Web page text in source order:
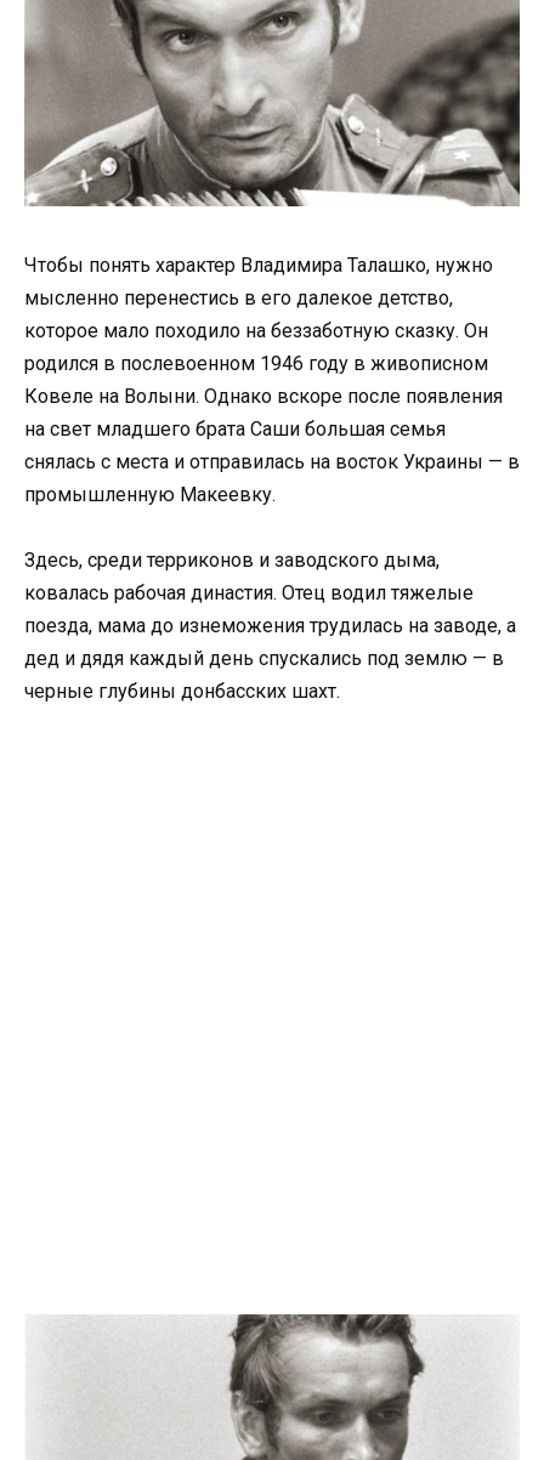
Чтобы понять характер Владимира Талашко, нужно
мысленно перенестись в его далекое детство,
которое мало походило на беззаботную сказку. Он
родился в послевоенном 1946 году в живописном
Ковеле на Волыни. Однако вскоре после появления
на свет младшего брата Саши большая семья
снялась с места и отправилась на восток Украины — в
промышленную Макеевку.
Здесь, среди терриконов и заводского дыма,
ковалась рабочая династия. Отец водил тяжелые
поезда, мама до изнеможения трудилась на заводе, а
дед и дядя каждый день спускались под землю — в
черные глубины донбасских шахт.